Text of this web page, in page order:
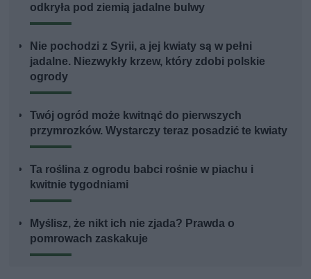
odkryła pod ziemią jadalne bulwy
Nie pochodzi z Syrii, a jej kwiaty są w pełni
jadalne. Niezwykły krzew, który zdobi polskie
ogrody
Twój ogród może kwitnąć do pierwszych
przymrozków. Wystarczy teraz posadzić te kwiaty
Ta roślina z ogrodu babci rośnie w piachu i
kwitnie tygodniami
Myślisz, że nikt ich nie zjada? Prawda o
pomrowach zaskakuje